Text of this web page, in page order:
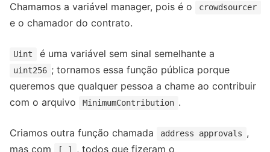
Chamamos a variável manager, pois é o crowdsourcer
e o chamador do contrato.
Uint é uma variável sem sinal semelhante a
uint256 ; tornamos essa função pública porque
queremos que qualquer pessoa a chame ao contribuir
com o arquivo
MinimumContribution .
Criamos outra função chamada address approvals ,
mas com
[ ] , todos que fizeram o